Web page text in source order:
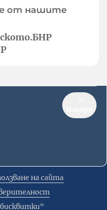
от нашите
на сайта